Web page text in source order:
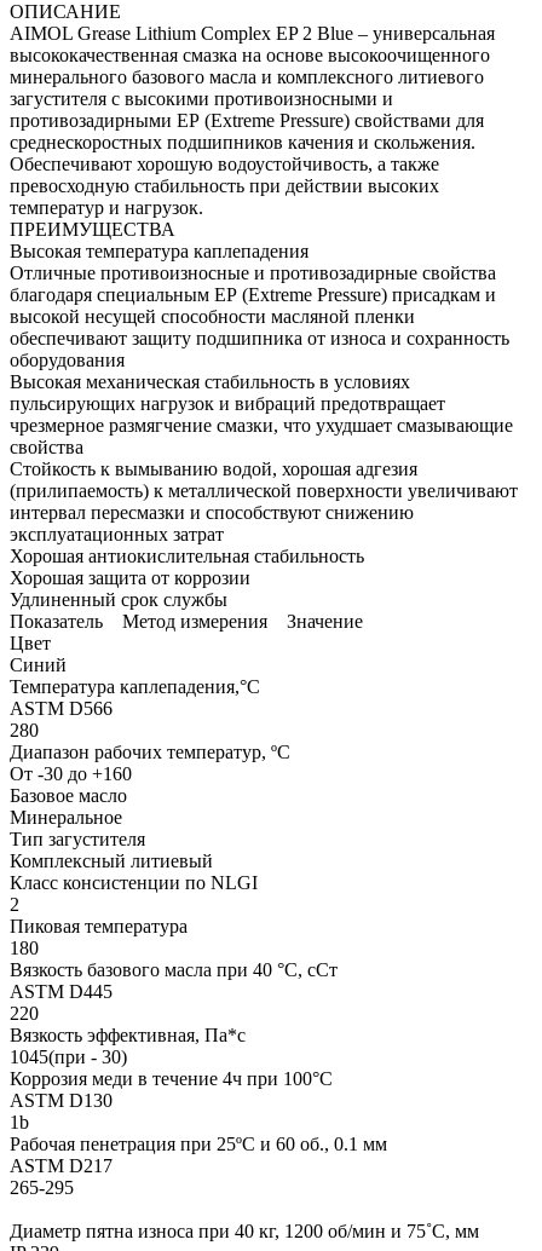
ОПИСАНИЕ
AIMOL Grease Lithium Complex EP 2 Blue – универсальная
высококачественная смазка на основе высокоочищенного
минерального базового масла и комплексного литиевого
загустителя с высокими противоизносными и
противозадирными ЕР (Extreme Pressure) свойствами для
среднескоростных подшипников качения и скольжения.
Обеспечивают хорошую водоустойчивость, а также
превосходную стабильность при действии высоких
температур и нагрузок.
ПРЕИМУЩЕСТВА
Высокая температура каплепадения
Отличные противоизносные и противозадирные свойства
благодаря специальным ЕР (Extreme Pressure) присадкам и
высокой несущей способности масляной пленки
обеспечивают защиту подшипника от износа и сохранность
оборудования
Высокая механическая стабильность в условиях
пульсирующих нагрузок и вибраций предотвращает
чрезмерное размягчение смазки, что ухудшает смазывающие
свойства
Стойкость к вымыванию водой, хорошая адгезия
(прилипаемость) к металлической поверхности увеличивают
интервал пересмазки и способствуют снижению
эксплуатационных затрат
Хорошая антиокислительная стабильность
Хорошая защита от коррозии
Удлиненный срок службы
Показатель Метод измерения Значение
Цвет
Синий
Температура каплепадения,°C
ASTM D566
280
Диапазон рабочих температур, ºC
От -30 до +160
Базовое масло
Минеральное
Тип загустителя
Комплексный литиевый
Класс консистенции по NLGI
2
Пиковая температура
180
Вязкость базового масла при 40 °C, сСт
ASTM D445
220
Вязкость эффективная, Па*с
1045(при - 30)
Коррозия меди в течение 4ч при 100°C
ASTM D130
1b
Рабочая пенетрация при 25ºC и 60 об., 0.1 мм
ASTM D217
265-295
Диаметр пятна износа при 40 кг, 1200 об/мин и 75˚С, мм